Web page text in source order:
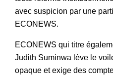
avec suspicion par une
ECONEWS.
ECONEWS qui titre
Judith Suminwa lève le
opaque et exige des